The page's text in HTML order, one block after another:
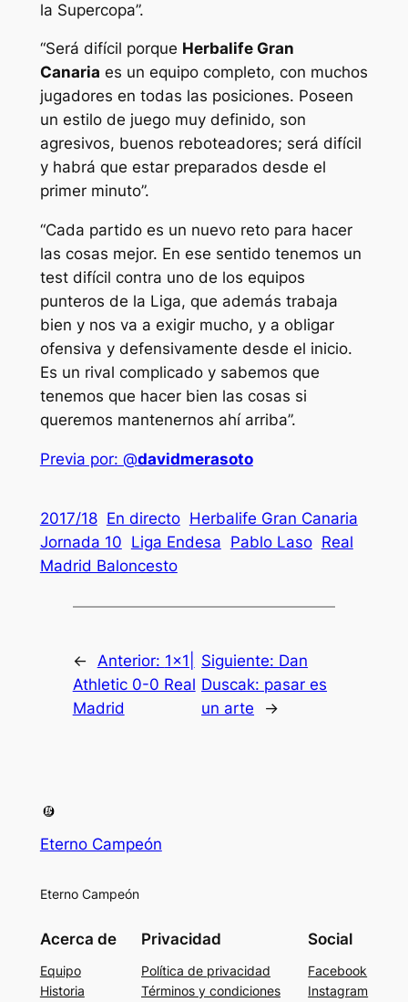
la Supercopa”.
“Será difícil porque Herbalife Gran
Canaria es un equipo completo, con muchos
jugadores en todas las posiciones. Poseen
un estilo de juego muy definido, son
agresivos, buenos reboteadores; será difícil
y habrá que estar preparados desde el
primer minuto”.
“Cada partido es un nuevo reto para hacer
las cosas mejor. En ese sentido tenemos un
test difícil contra uno de los equipos
punteros de la Liga, que además trabaja
bien y nos va a exigir mucho, y a obligar
ofensiva y defensivamente desde el inicio.
Es un rival complicado y sabemos que
tenemos que hacer bien las cosas si
queremos mantenernos ahí arriba”.
Previa por: @davidmerasoto
2017/18 En directo Herbalife Gran Canaria
Jornada 10 Liga Endesa Pablo Laso Real
Madrid Baloncesto
← Anterior: 1×1|
Athletic 0-0 Real
Madrid
Siguiente: Dan
Duscak: pasar es
un arte
→
Eterno Campeón
Eterno Campeón
Acerca de
Equipo
Historia
Privacidad
Política de privacidad
Términos y condiciones
Social
Facebook
Instagram